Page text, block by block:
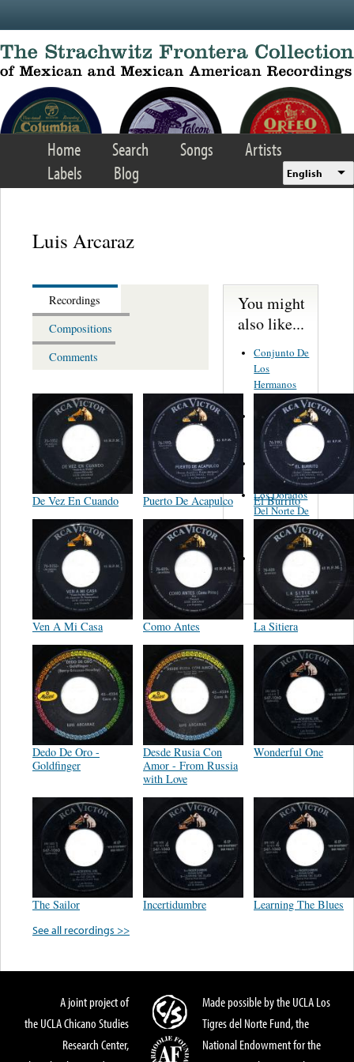
Home Search Songs
Artists
Labels
Blog English
Luis Arcaraz
Recordings
Compositions
Comments
De Vez En Cuando Puerto De Acapulco El Burrito
Ven A Mi Casa Como Antes La Sitiera
Dedo De Oro -
Goldfinger
Desde Rusia Con
Amor - From Russia
with Love
Wonderful One
The Sailor Incertidumbre
Learning The Blues
See all recordings >>
You might
also like...
Conjunto De
Los
Hermanos
Los Duendes
De Abel
Sanchez
Grupo
Amigo
Los Dorados
Del Norte De
Lupe Y
Ramon
Flor De
Mayo
A joint project of
the UCLA Chicano Studies
Research Center,
Made possible by the UCLA Los
Tigres del Norte Fund, the
National Endowment for the